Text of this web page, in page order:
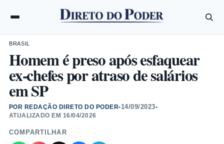
BRASIL
Homem é preso após esfaquear
ex-chefes por atraso de salários
em SP
POR REDAÇÃO DIRETO DO PODER•14/09/2023•
ATUALIZADO EM 16/04/2026
COMPARTILHAR